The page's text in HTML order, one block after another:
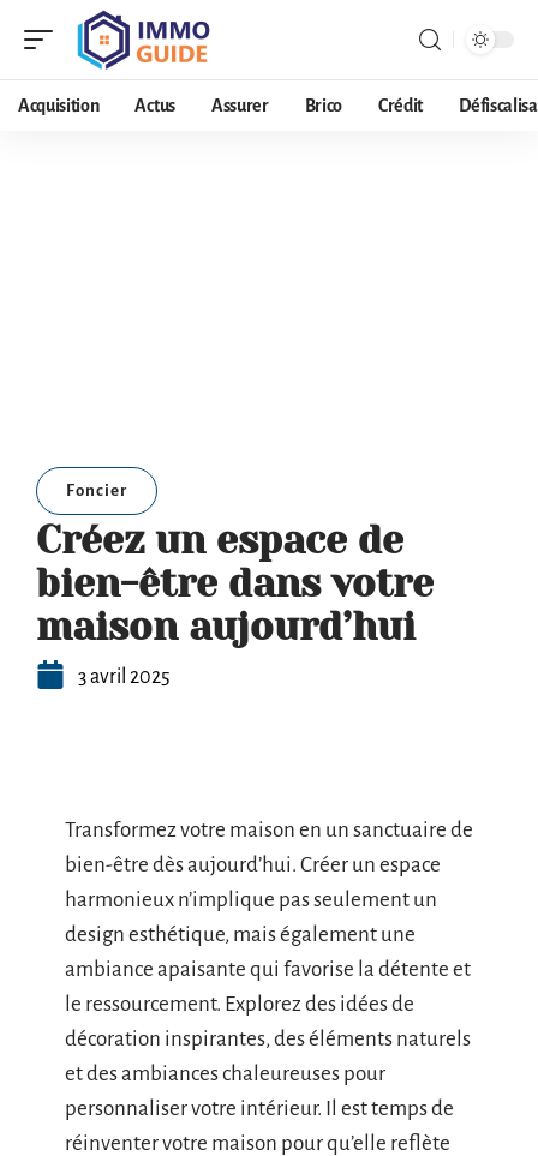
Acquisition Actus Assurer Brico Crédit
Foncier
Créez un espace de
bien-être dans votre
maison aujourd’hui
3 avril 2025
Transformez votre maison en un sanctuaire de
bien-être dès aujourd’hui. Créer un espace
harmonieux n’implique pas seulement un
design esthétique, mais également une
ambiance apaisante qui favorise la détente et
le ressourcement. Explorez des idées de
décoration inspirantes, des éléments naturels
et des ambiances chaleureuses pour
personnaliser votre intérieur. Il est temps de
réinventer votre maison pour qu’elle reflète